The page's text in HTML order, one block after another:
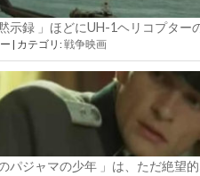
示録 」ほどにUH-1ヘリコプター
| カテゴリ: 戦争映画
のパジャマの少年 」は、ただ絶望